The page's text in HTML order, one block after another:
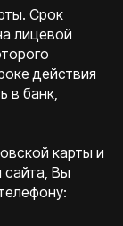
Срок
лицевой
действия
в банк,
карты и
Вы